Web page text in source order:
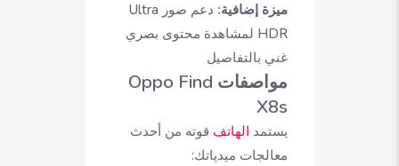
ميزة إضافية:
دعم صور Ultra
HDR لمشاهدة محتوى بصري
غني بالتفاصيل
مواصفات Oppo Find
X8s
يستمد الهاتف قوته من أحدث
معالجات ميدياتك: